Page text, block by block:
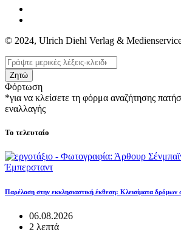
© 2024, Ulrich Diehl Verlag &
Ζητώ
Φόρτωση
*για να κλείσετε τη φόρμα αναζήτησης
εναλλαγής
Το τελευταίο
Έμπερσταντ
Παρέλαση στην εκκλησιαστική έκθεση: Κλεισίματα δρόμων
06.08.2026
2 λεπτά